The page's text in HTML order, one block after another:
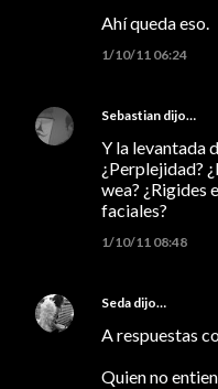
Ahí queda eso.
1/10/11 06:24
Sebastian dijo…
Y la levantada
¿Perplejidad?
wea? ¿Rigides
faciales?
1/10/11 08:48
Seda dijo…
A respuestas
Quien no